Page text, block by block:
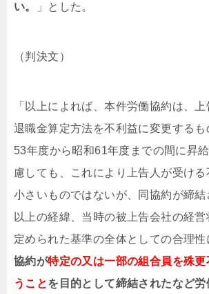
い。
」とした。
（判決文）
「以上によれば、本件労働協約は、
退職金算定方法を不利益に変更するも
53年度から昭和61年度までの間に昇
慮しても、これにより上告人が受ける
小さいものではないが、同協約が締結
以上の経緯、当時の被上告会社の経
定められた基準の全体としての合理性
協約が特定の又は一部の組合員を殊更
うことを目的として締結されたなど